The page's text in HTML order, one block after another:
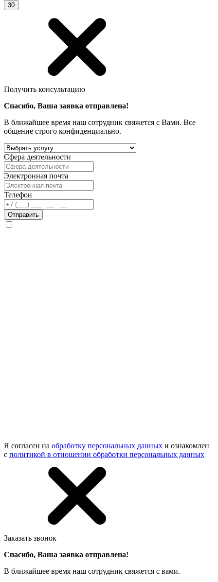
30
Получить консультацию
Спасибо, Ваша заявка отправлена!
В ближайшее время наш сотрудник свяжется с Вами. Все
общение строго конфиденциально.
Сфера деятельности
Электронная почта
Телефон
Отправить
Я согласен на обработку персональных данных и ознакомлен
с политикой в отношении обработки персональных данных
Заказать звонок
Спасибо, Ваша заявка отправлена!
В ближайшее время наш сотрудник свяжется с вами.